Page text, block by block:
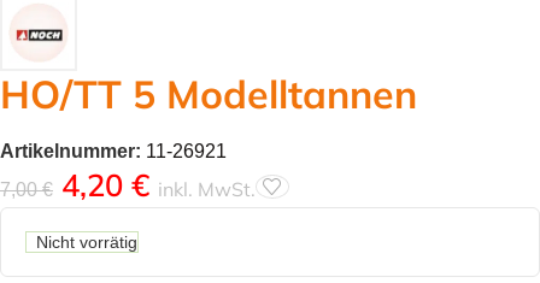
HO/TT 5 Modelltannen
Artikelnummer: 11-26921
7,00€ 4,20 € inkl. MwSt.
Nicht vorrätig